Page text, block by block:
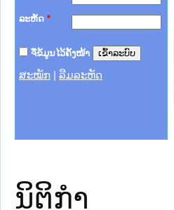
ລະຫັດ *
ຈື່ຂໍ້ມູນໄວ້ຄັ້ງໜ້າ
ສະໝັກ ລືມລະຫັດ
ຊາຊົນ ພາກເໜືອ
ການ
ກາງ
ກໃຕ້
ນຕຳຫຼວດປະຊາຊົນ
ສັນຕິບານປະຊາຊົນ
ກເໜືອ
ຊາຊົນ ພາກກາງ
ນິຕິກໍາ